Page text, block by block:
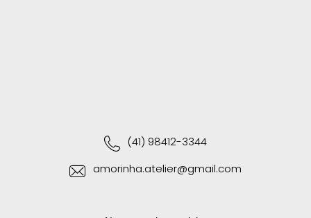
(41) 98412-3344
amorinha.atelier@gmail.com